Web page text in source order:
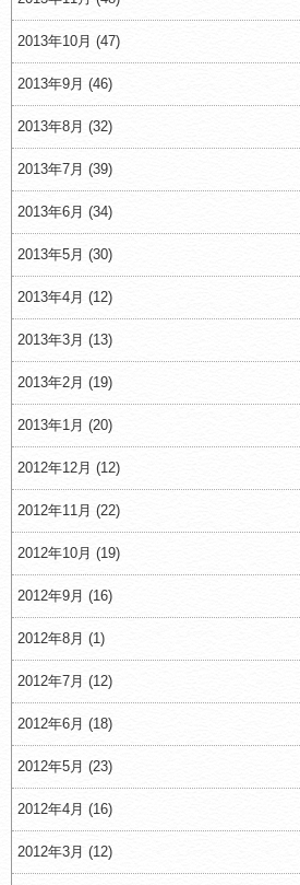
2013年10月 (47)
2013年9月 (46)
2013年8月 (32)
2013年7月 (39)
2013年6月 (34)
2013年5月 (30)
2013年4月 (12)
2013年3月 (13)
2013年2月 (19)
2013年1月 (20)
2012年12月 (12)
2012年11月 (22)
2012年10月 (19)
2012年9月 (16)
2012年8月 (1)
2012年7月 (12)
2012年6月 (18)
2012年5月 (23)
2012年4月 (16)
2012年3月 (12)